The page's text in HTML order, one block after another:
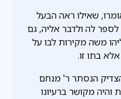
שאילו ראה הבעל
לה ולדבר אליה, גם
משה מקירות לבו על
בתו זו.
הנסתר ר' מנחם
מקושר ברעיונו